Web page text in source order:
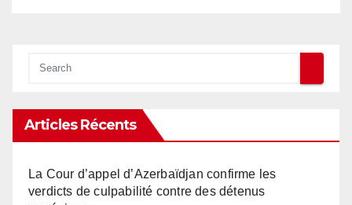
Articles Récents
La Cour d’appel d’Azerbaïdjan confirme les
verdicts de culpabilité contre des détenus